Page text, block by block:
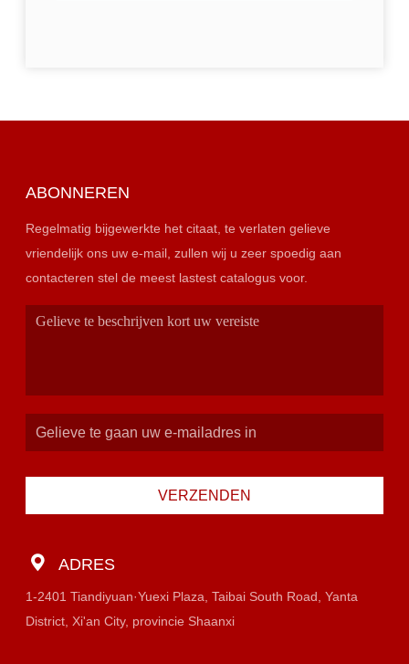
ABONNEREN
Regelmatig bijgewerkte het citaat, te verlaten gelieve
vriendelijk ons uw e-mail, zullen wij u zeer spoedig aan
contacteren stel de meest lastest catalogus voor.
VERZENDEN
ADRES
1-2401 Tiandiyuan·Yuexi Plaza, Taibai South Road, Yanta
District, Xi'an City, provincie Shaanxi